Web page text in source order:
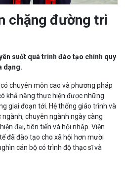
chặng đường tri
suốt quá trình đào tạo chính quy
dạng.
chuyên môn cao và phương pháp
khả năng thực hiện được những
giai đoạn tới. Hệ thống giáo trình và
chuyên ngành ngày càng
đại, tiên tiến và hội nhập. Viện
đã đào tạo cho xã hội hơn mười
cán bộ có trình độ thạc sĩ và